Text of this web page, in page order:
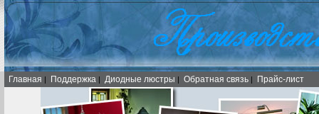
Главная | Поддержка | Диодные люстры | Обратная связь | Прайс-лист